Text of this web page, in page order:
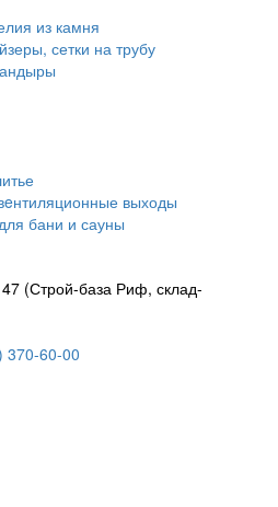
из камня
сетки на трубу
выходы
бани и сауны
47 (Строй-база Риф, склад-
370-60-00